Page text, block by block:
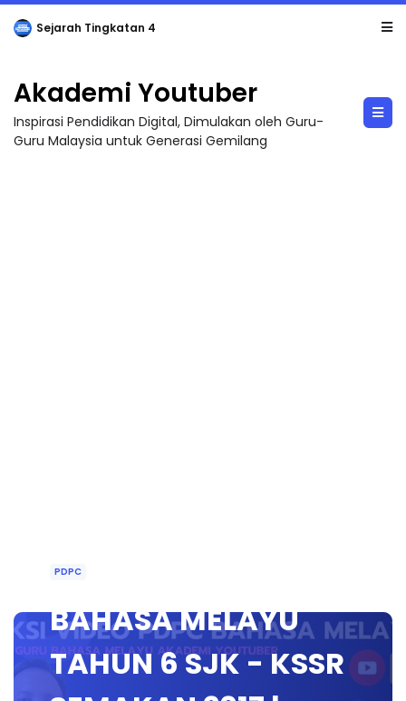
LIVE 🔴 [LIVE] PRINSIP PERAKAUNAN, BEDAH TUNTAS SOALAN 1 TRIAL OLEH CIKGU ...
Akademi Youtuber
Inspirasi Pendidikan Digital, Dimulakan oleh Guru-
Guru Malaysia untuk Generasi Gemilang
PDPC
BAHASA MELAYU
TAHUN 6 SJK - KSSR